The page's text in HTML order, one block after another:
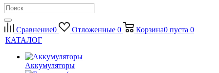
Сравнение0 Отложенные 0 Корзина0 пуста 0
КАТАЛОГ
Аккумуляторы